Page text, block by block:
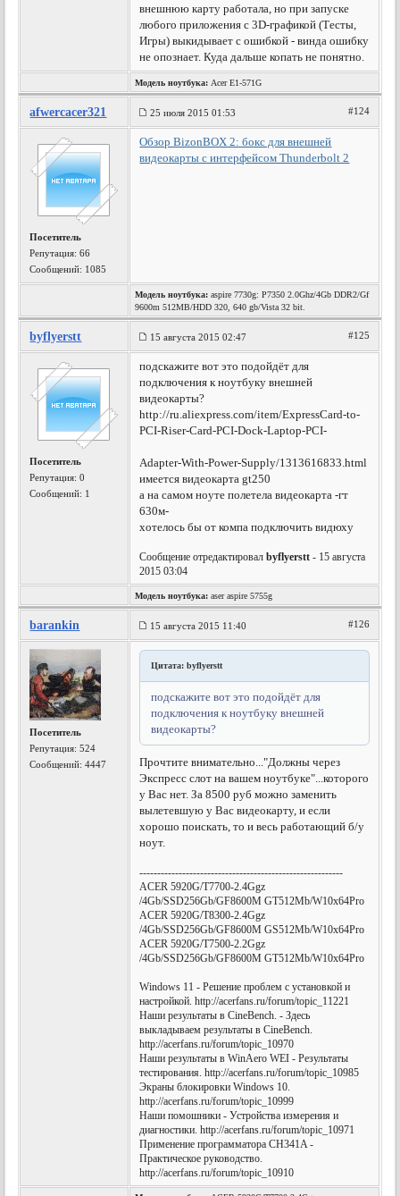
внешнюю карту работала, но при запуске
любого приложения с 3D-графикой (Тесты,
Игры) выкидывает с ошибкой - винда ошибку
не опознает. Куда дальше копать не понятно.
Модель ноутбука: Acer E1-571G
afwercacer321 25 июля 2015 01:53 #124
Посетитель
Репутация:66
Сообщений: 1085
Обзор BizonBOX 2: бокс для внешней
видеокарты с интерфейсом Thunderbolt 2
Модель ноутбука: aspire 7730g: P7350 2.0Ghz/4Gb DDR2/Gf
9600m 512MB/HDD 320, 640 gb/Vista 32 bit.
byflyerstt 15 августа 2015 02:47 #125
Посетитель
Репутация:0
Сообщений: 1
подскажите вот это подойдёт для
подключения к ноутбуку внешней
видеокарты?
http://ru.aliexpress.com/item/ExpressCard-to-
PCI-Riser-Card-PCI-Dock-Laptop-PCI-
Adapter-With-Power-Supply/1313616833.html
имеется видеокарта gt250
а на самом ноуте полетела видеокарта -гт
630м-
хотелось бы от компа подключить видюху
Сообщение отредактировалbyflyerstt - 15 августа
2015 03:04
Модель ноутбука: aser aspire 5755g
barankin 15 августа 2015 11:40 #126
Посетитель
Репутация:524
Сообщений: 4447
Цитата: byflyerstt
подскажите вот это подойдёт для
подключения к ноутбуку внешней
видеокарты?
Прочтите внимательно..."Должны через
Экспресс слот на вашем ноутбуке"...которого
у Вас нет.За 8500 руб можно заменить
вылетевшую у Вас видеокарту, и если
хорошо поискать, то и весь работающий б/у
ноут.
---------------------------------------------------------
ACER 5920G/T7700-2.4Ggz
/4Gb/SSD256Gb/GF8600M GT512Mb/W10x64Pro
ACER 5920G/T8300-2.4Ggz
/4Gb/SSD256Gb/GF8600M GS512Mb/W10x64Pro
ACER 5920G/T7500-2.2Ggz
/4Gb/SSD256Gb/GF8600M GT512Mb/W10x64Pro
Windows 11 - Решение проблем с установкой и
настройкой. http://acerfans.ru/forum/topic_11221
Наши результаты в CineBench. - Здесь
выкладываем результаты в CineBench.
http://acerfans.ru/forum/topic_10970
Наши результаты в WinAero WEI - Результаты
тестирования. http://acerfans.ru/forum/topic_10985
Экраны блокировки Windows 10.
http://acerfans.ru/forum/topic_10999
Наши помошники - Устройства измерения и
диагностики. http://acerfans.ru/forum/topic_10971
Применение программатора CH341A -
Практическое руководство.
http://acerfans.ru/forum/topic_10910